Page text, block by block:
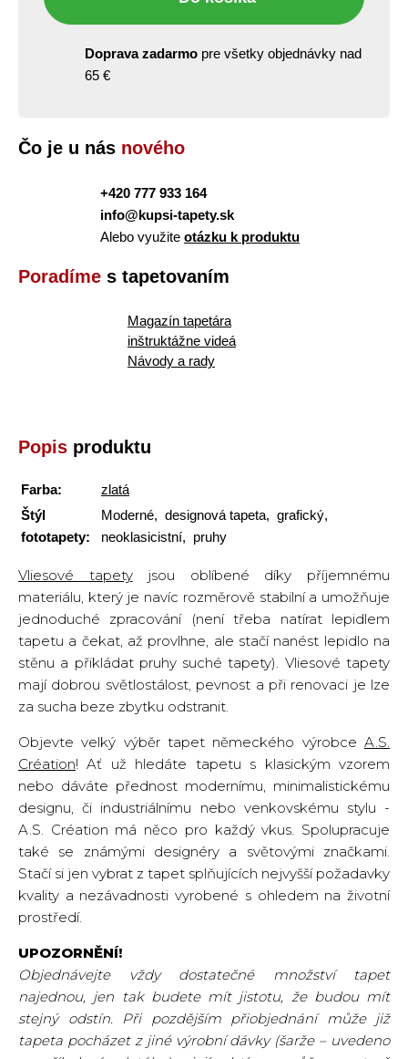
Doprava zadarmo pre všetky objednávky nad
65 €
Čo je u nás nového
+420 777 933 164
info@kupsi-tapety.sk
Alebo využite otázku k produktu
Poradíme s tapetovaním
Magazín tapetára
inštruktážne videá
Návody a rady
Popis produktu
Farba:
zlatá
Štýl
fototapety:
Moderné, designová tapeta, grafický,
neoklasicistní, pruhy
Vliesové tapetyjsou oblíbené díky příjemnému
materiálu, který je navíc rozměrově stabilní a umožňuje
jednoduché zpracování (není třeba natírat lepidlem
tapetu a čekat, až provlhne, ale stačí nanést lepidlo na
stěnu a přikládat pruhy suché tapety). Vliesové tapety
mají dobrou světlostálost, pevnost a při renovaci je lze
za sucha beze zbytku odstranit.
Objevte velký výběr tapet německého výrobce A.S.
Création! Ať už hledáte tapetu s klasickým vzorem
nebo dáváte přednost modernímu, minimalistickému
designu, či industriálnímu nebo venkovskému stylu -
A.S. Création má něco pro každý vkus. Spolupracuje
také se známými designéry a světovými značkami.
Stačí si jen vybrat z tapet splňujících nejvyšší požadavky
kvality a nezávadnosti vyrobené s ohledem na životní
prostředí.
UPOZORNĚNÍ!
Objednávejte vždy dostatečné množství tapet
najednou, jen tak budete mít jistotu, že budou mít
stejný odstín. Při pozdějším přiobjednání může již
tapeta pocházet z jiné výrobní dávky (šarže – uvedeno